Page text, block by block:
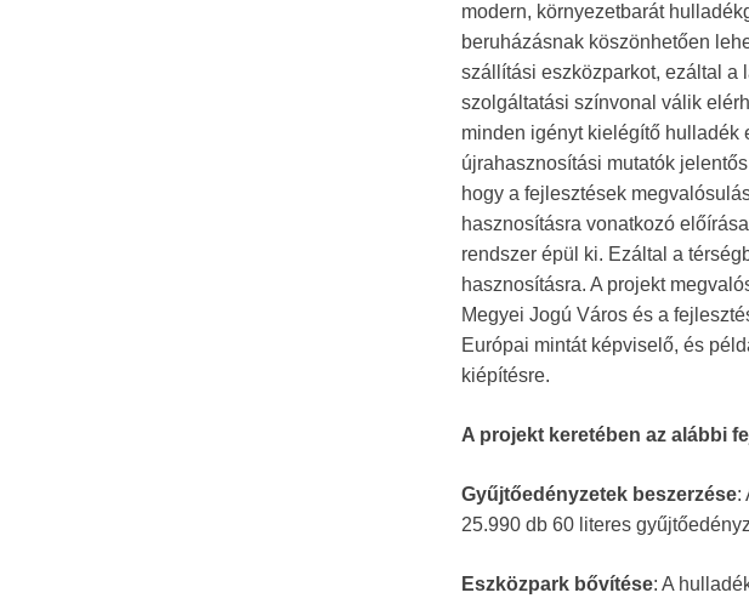
modern, környezetbarát hullad
beruházásnak köszönhetően
szállítási eszközparkot, ezáltal a
szolgáltatási színvonal válik
minden igényt kielégítő hulladék
újrahasznosítási mutatók
hogy a fejlesztések
hasznosításra vonatkozó
rendszer épül ki. Ezáltal a
hasznosításra. A projekt
Megyei Jogú Város és a
Európai mintát képviselő, és
kiépítésre.
A projekt keretében az alábbi
Gyűjtőedényzetek beszerzése:
25.990 db 60 literes
Eszközpark bővítése: A